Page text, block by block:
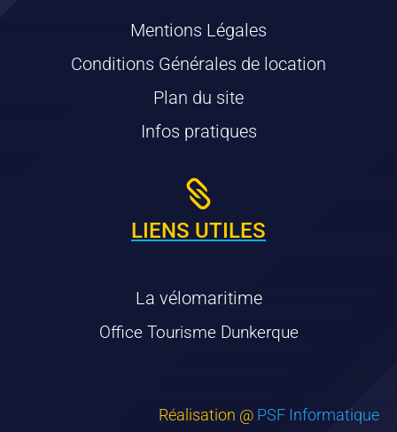
Mentions Légales
Conditions Générales de location
Plan du site
Infos pratiques

LIENS UTILES
La vélomaritime
Office Tourisme Dunkerque
Réalisation @ PSF Informatique